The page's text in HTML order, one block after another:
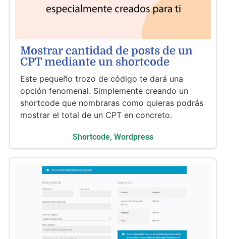
Mostrar cantidad de posts de un
CPT mediante un shortcode
Este pequeño trozo de código te dará una
opción fenomenal. Simplemente creando un
shortcode que nombraras como quieras podrás
mostrar el total de un CPT en concreto.
Shortcode, Wordpress